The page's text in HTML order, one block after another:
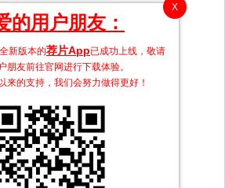
2
2
2
2
2
2
X
的用户朋友：
新版本的荐片App已成功上线，敬请
朋友前往官网进行下载体验。
来的支持，我们会努力做得更好！